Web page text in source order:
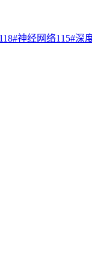
118#神经网络115#深